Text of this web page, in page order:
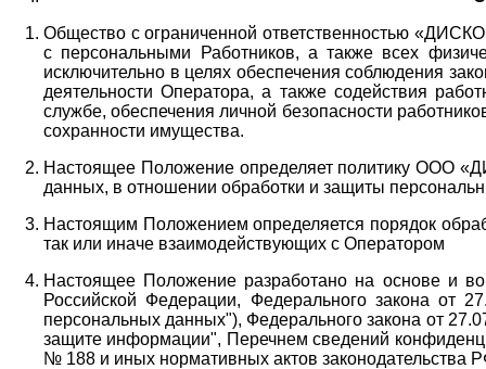
Общество с ограниченной ответственностью
с персональными Работников, а также всех
исключительно в целях обеспечения соблюдения
деятельности Оператора,а также содействия
службе, обеспечения личной безопасности
сохранности имущества.
Настоящее Положение определяет политику ООО
данных, в отношении обработки и защиты
Настоящим Положением определяется порядок
так или иначе взаимодействующих с Оператором
Настоящее Положение разработано на основе и во
Российской Федерации, Федерального закона
персональных данных"), Федерального закона от
защите информации", Перечнем сведений
№ 188 и иных нормативных актов законодательства